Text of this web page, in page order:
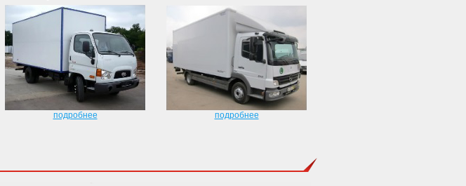
подробнее подробнее